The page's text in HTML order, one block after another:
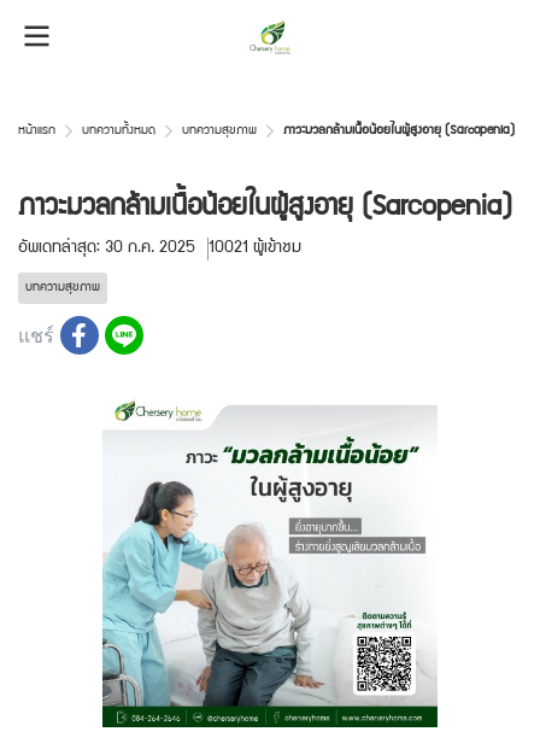
หน้าแรก บทความทั้งหมด บทความสุขภาพ ภาวะมวลกล้ามเนื้อน้อยในผู้สูงอายุ (Sarcopenia)
ภาวะมวลกล้ามเนื้อน้อยในผู้สูงอายุ (Sarcopenia)
อัพเดทล่าสุด: 30 ก.ค. 2025 10021 ผู้เข้าชม
บทความสุขภาพ
แชร์